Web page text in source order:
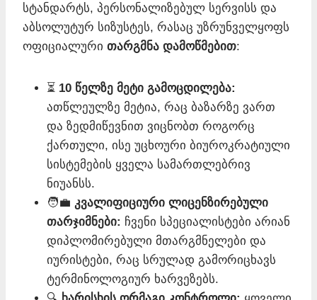
სტანდარტს, პერსონალიზებულ სერვისს და
აბსოლუტურ სიზუსტეს, რასაც უზრუნველყოფს
ოფიციალური თარგმნა დამოწმებით:
⏳ 10 წელზე მეტი გამოცდილება:
ათწლეულზე მეტია, რაც ბაზარზე ვართ
და ზედმიწევნით ვიცნობთ როგორც
ქართული, ისე უცხოური ბიუროკრატიული
სისტემების ყველა სამართლებრივ
ნიუანსს.
🧑‍💼 კვალიფიციური ლიცენზირებული
თარჯიმნები: ჩვენი სპეციალისტები არიან
დიპლომირებული მთარგმნელები და
იურისტები, რაც სრულად გამორიცხავს
ტერმინოლოგიურ ხარვეზებს.